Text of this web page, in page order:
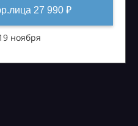
27 990 ₽
ноября